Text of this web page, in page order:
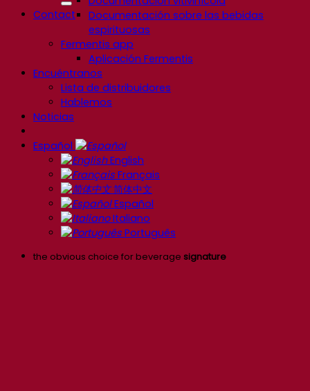
Contact
Documentación sobre las bebidas
espirituosas
Fermentis app
Aplicación Fermentis
Encuéntranos
Lista de distribuidores
Hablemos
Noticias
Español
English
Français
简体中文
Español
Italiano
Português
the obvious choice for beverage signature